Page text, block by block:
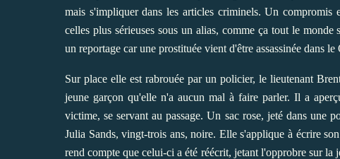
mais s'impliquer dans les articles criminels. Un
celles plus sérieuses sous un alias, comme ça tout le
un reportage car une prostituée vient d'être assassinée dans
Sur place elle est rabrouée par un policier, le lieutenant
jeune garçon qu'elle n'a aucun mal à faire parler. Il a
victime, se servant au passage. Un sac rose, jeté dans une
Julia Sands, vingt-trois ans, noire. Elle s'applique à écrire
rend compte que celui-ci a été réécrit, jetant l'opprobre sur la